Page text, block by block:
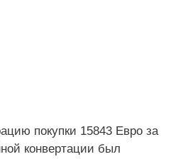
покупки 15843 Евро за
конвертации был